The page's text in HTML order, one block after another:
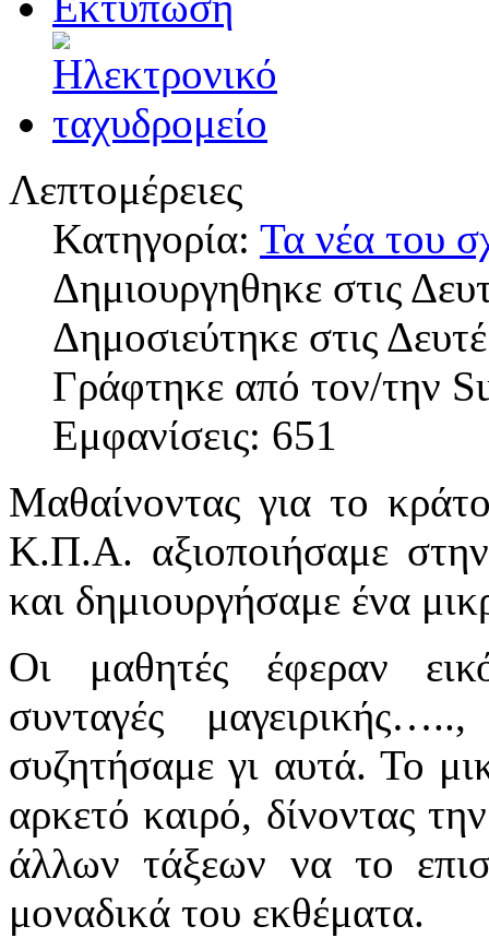
Λεπτομέρειες
Κατηγορία: Τα νέα του
Δημιουργηθηκε στις
Δημοσιεύτηκε στις
Γράφτηκε από τον/την
Εμφανίσεις: 651
Μαθαίνοντας για το
Κ.Π.Α. αξιοποιήσαμε
και δημιουργήσαμε ένα
Οι μαθητές έφεραν
συνταγές
συζητήσαμε γι αυτά. Το
αρκετό καιρό, δίνοντας
άλλων τάξεων να το
μοναδικά του εκθέματα.